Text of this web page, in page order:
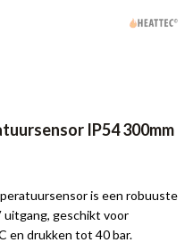
IP54 300mm
is een robuuste
uitgang, geschikt voor
en drukken tot 40 bar.